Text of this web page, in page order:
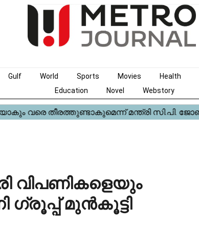
Gulf World Sports Movies Health
Education
Novel Webstory
വിപണികളെയും
മുൻകൂട്ടി